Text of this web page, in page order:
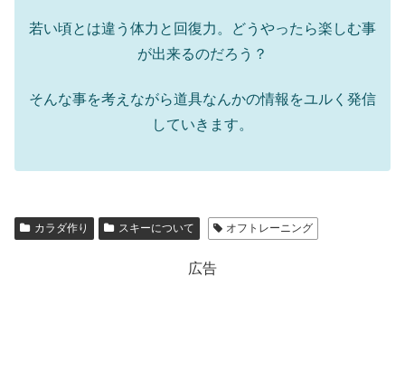
若い頃とは違う体力と回復力。どうやったら楽しむ事
が出来るのだろう？
そんな事を考えながら道具なんかの情報をユルく発信
していきます。
カラダ作り スキーについて オフトレーニング
広告